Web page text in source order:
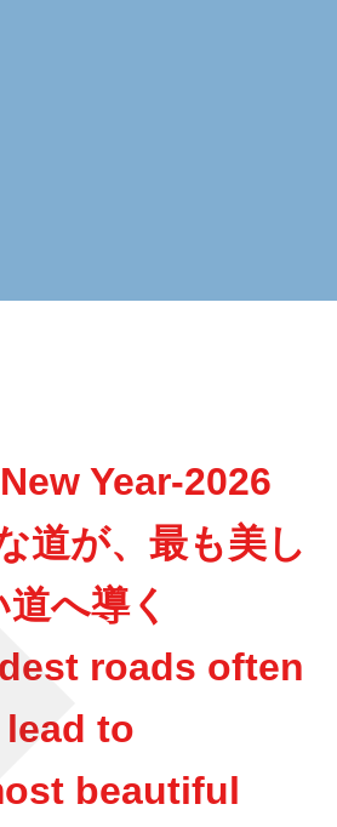
Year-2026
道が、最も美し
道へ導く
roads often
lead to
beautiful